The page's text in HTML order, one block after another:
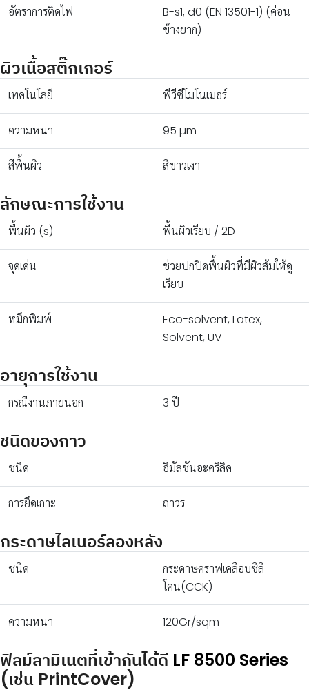
อัตราการติดไฟ
B-s1, d0 (EN 13501-1) (ค่อน
ข้างยาก)
ผิวเนื้อสติ๊กเกอร์
เทคโนโลยี พีวีซีโมโนเมอร์
ความหนา 95 µm
สีพื้นผิว สีขาวเงา
ลักษณะการใช้งาน
พื้นผิว (s) พื้นผิวเรียบ / 2D
จุดเด่น
ช่วยปกปิดพื้นผิวที่มีผิวส้มให้ดู
เรียบ
หมึกพิมพ์
Eco-solvent, Latex,
Solvent, UV
อายุการใช้งาน
กรณีงานภายนอก 3 ปี
ชนิดของกาว
ชนิด อิมัลชันอะคริลิค
การยึดเกาะ ถาวร
กระดาษไลเนอร์ลองหลัง
ชนิด
กระดาษคราฟเคลือบซิลิ
โคน(CCK)
ความหนา 120Gr/sqm
ฟิลม์ลามิเนตที่เข้ากันได้ดี LF 8500 Series
(เช่น PrintCover)